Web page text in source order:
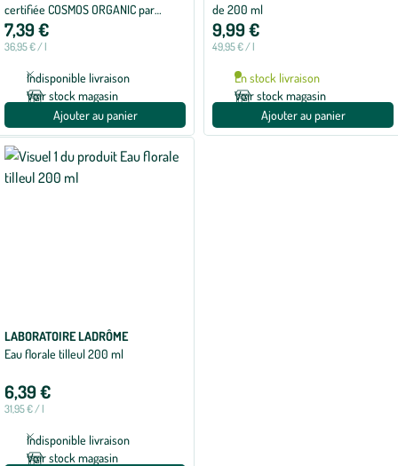
certifiée COSMOS ORGANIC par
Cosmécert selon le référentiel
COSMOS - 200 ml
7,39 €
36,95 € / l
Indisponible livraison
Voir stock magasin
Ajouter au panier
de 200 ml
9,99 €
49,95 € / l
En stock livraison
Voir stock magasin
Ajouter au panier
LABORATOIRE LADRÔME
Eau florale tilleul 200 ml
6,39 €
31,95 € / l
Indisponible livraison
Voir stock magasin